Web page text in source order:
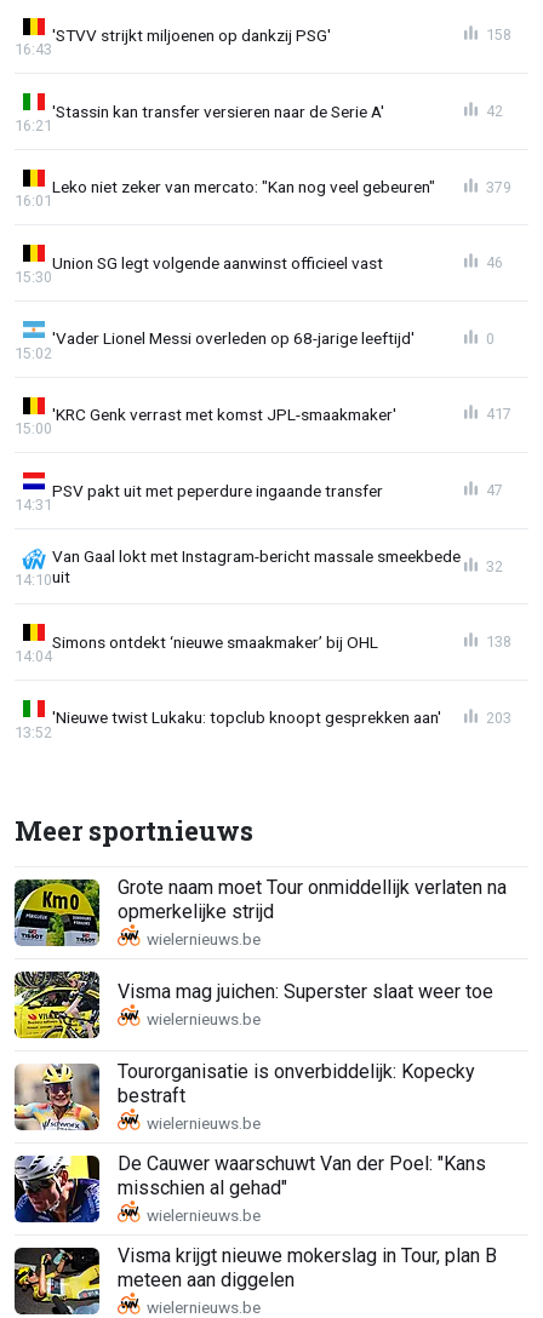
'STVV strijkt miljoenen op dankzij PSG'
16:43
158
'Stassin kan transfer versieren naar de Serie A'
16:21
42
Leko niet zeker van mercato: "Kan nog veel gebeuren"
16:01
379
Union SG legt volgende aanwinst officieel vast
15:30
46
'Vader Lionel Messi overleden op 68-jarige leeftijd'
15:02
0
'KRC Genk verrast met komst JPL-smaakmaker'
15:00
417
PSV pakt uit met peperdure ingaande transfer
14:31
47
Van Gaal lokt met Instagram-bericht massale smeekbede
uit
14:10
32
Simons ontdekt ‘nieuwe smaakmaker’ bij OHL
14:04
138
'Nieuwe twist Lukaku: topclub knoopt gesprekken aan'
13:52
203
Meer sportnieuws
Grote naam moet Tour onmiddellijk verlaten na
opmerkelijke strijd
Visma mag juichen: Superster slaat weer toe
Tourorganisatie is onverbiddelijk: Kopecky
bestraft
De Cauwer waarschuwt Van der Poel: "Kans
misschien al gehad"
Visma krijgt nieuwe mokerslag in Tour, plan B
meteen aan diggelen